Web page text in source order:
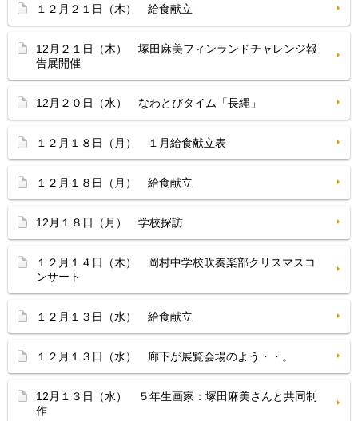
１２月２１日（木） 給食献立
12月２１日（木） 塚田麻美フィンランドチャレンジ報
告展開催
12月２０日（水） なわとびタイム「長縄」
１２月１８日（月） １月給食献立表
１２月１８日（月） 給食献立
12月１８日（月） 学校探訪
１２月１４日（木） 岡村中学校吹奏楽部クリスマスコ
ンサート
１２月１３日（水） 給食献立
１２月１３日（水） 廊下が展覧会場のよう・・。
12月１３日（水） ５年生画家：塚田麻美さんと共同制
作